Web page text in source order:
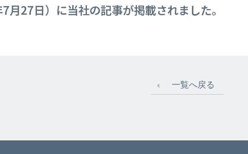
7月27日）に当社の記事が掲載されました。
一覧へ戻る